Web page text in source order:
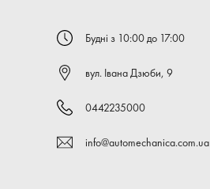
Будні з 10:00 до 17:00
вул. Івана Дзюби, 9
0442235000
info@automechanica.com.ua